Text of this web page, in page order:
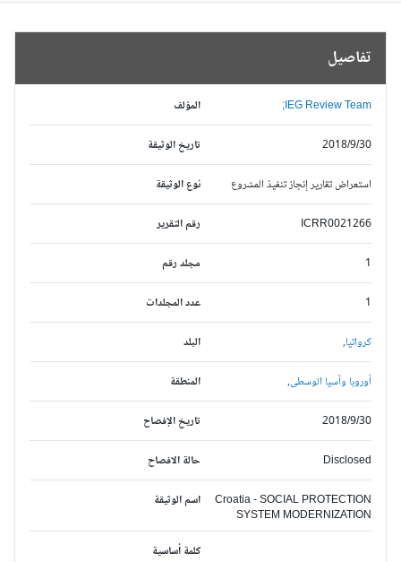
تفاصيل
المؤلف IEG Review Team;
تاريخ الوثيقة 2018/9/30
نوع الوثيقة استعراض تقارير إنجاز تنفيذ المشروع
رقم التقرير ICRR0021266
مجلد رقم
عدد المجلدات
البلد كرواتيا,
المنطقة أوروبا وآسيا الوسطى,
تاريخ الإفصاح 2018/9/30
حالة الافصاح Disclosed
اسم الوثيقة
Croatia - SOCIAL PROTECTION
SYSTEM MODERNIZATION
كلمة أساسية